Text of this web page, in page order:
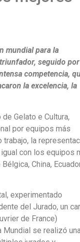
mundial para la
seguido por
competencia,
la excelencia, la
Gelato e Cultura,
por equipos más
la
con los equipos
China,
experimentado
del Jurado, un
de France)
Mundial se realizó